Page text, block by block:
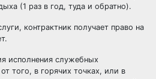
(1 раз в год, туда и обратно).
контрактник получает право на
исполнения служебных
того, в горячих точках, или в